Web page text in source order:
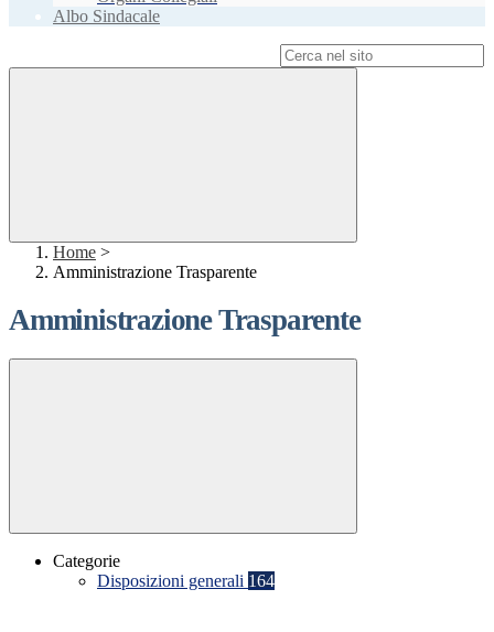
Albo Sindacale
Home >
Amministrazione Trasparente
Amministrazione Trasparente
Categorie
Disposizioni generali 164